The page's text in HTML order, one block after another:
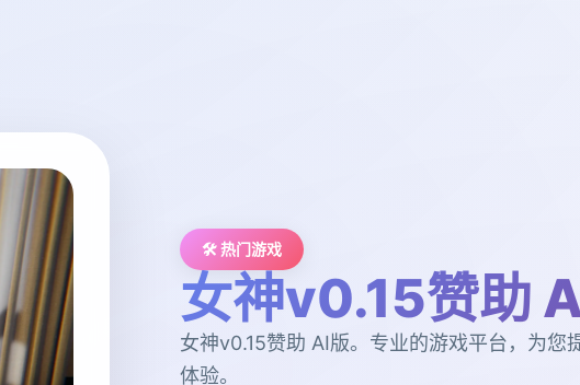
🛠️ 热门游戏
女神v0.15赞助
女神v0.15赞助 AI版。专业的游戏平台，为您
体验。